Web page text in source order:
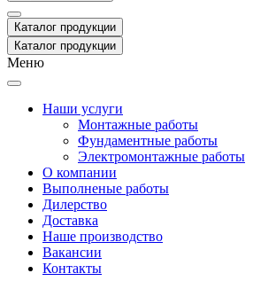
Каталог продукции
Каталог продукции
Меню
Наши услуги
Монтажные работы
Фундаментные работы
Электромонтажные работы
О компании
Выполненые работы
Дилерство
Доставка
Наше производство
Вакансии
Контакты